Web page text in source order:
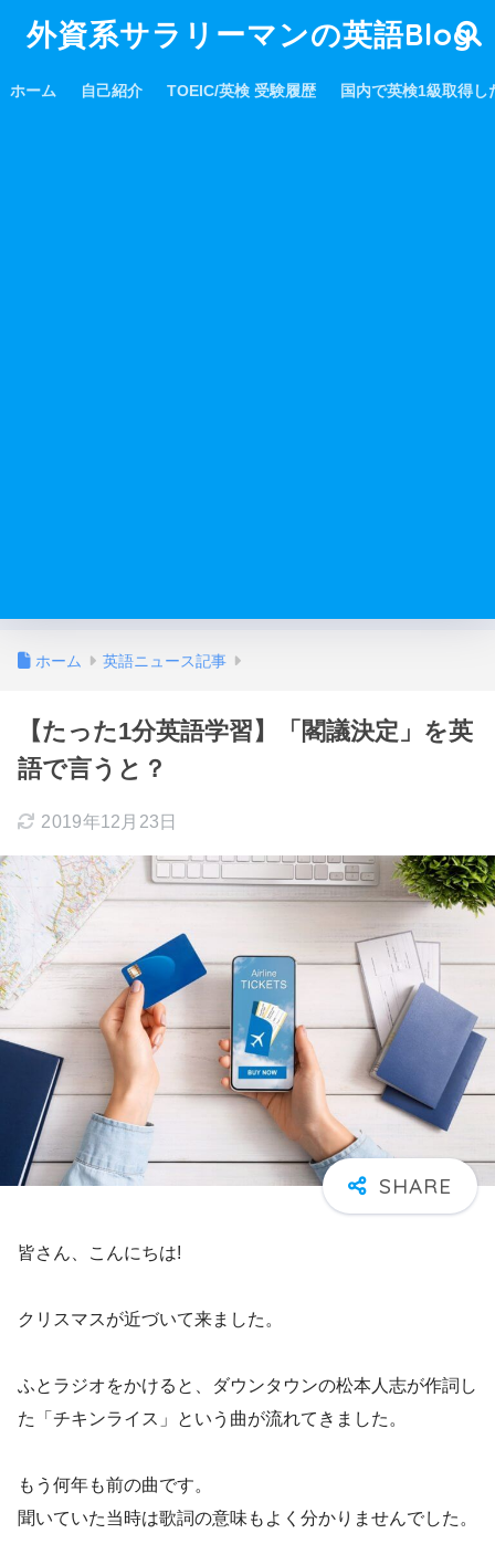
外資系サラリーマンの英語Blog
ホーム 自己紹介 TOEIC/英検 受験履歴 国内で英検1級取得し
ホーム 英語ニュース記事
【たった1分英語学習】「閣議決定」を英
語で言うと？
2019年12月23日
皆さん、こんにちは!
クリスマスが近づいて来ました。
ふとラジオをかけると、ダウンタウンの松本人志が作詞し
た「チキンライス」という曲が流れてきました。
もう何年も前の曲です。
聞いていた当時は歌詞の意味もよく分かりませんでした。